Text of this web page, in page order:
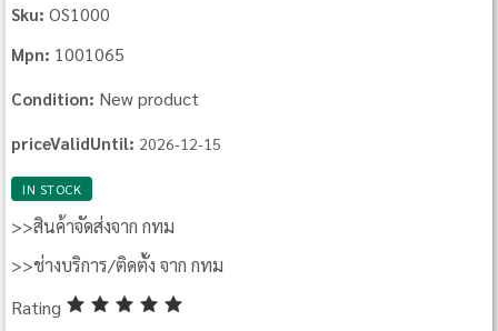
Sku: OS1000
Mpn: 1001065
Condition: New product
priceValidUntil: 2026-12-15
IN STOCK
>>สินค้าจัดส่งจาก กทม
>>ช่างบริการ/ติดตั้ง จาก กทม
Rating